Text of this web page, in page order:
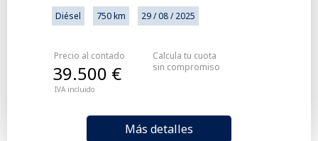
Diésel 750 km 29 / 08 / 2025
Precio al contado
IVA incluido
39.500 €
Más detalles
Calcula tu cuota
sin compromiso